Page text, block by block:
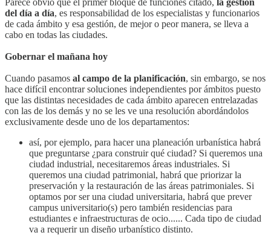
Parece obvio que el primer bloque de funciones citado, la gestión
del día a día, es responsabilidad de los especialistas y funcionarios
de cada ámbito y esa gestión, de mejor o peor manera, se lleva a
cabo en todas las ciudades.
Gobernar el mañana hoy
Cuando pasamos al campo de la planificación, sin embargo, se nos
hace difícil encontrar soluciones independientes por ámbitos puesto
que las distintas necesidades de cada ámbito aparecen entrelazadas
con las de los demás y no se les ve una resolución abordándolos
exclusivamente desde uno de los departamentos:
así, por ejemplo, para hacer una planeación urbanística habrá
que preguntarse ¿para construir qué ciudad? Si queremos una
ciudad industrial, necesitaremos áreas industriales. Si
queremos una ciudad patrimonial, habrá que priorizar la
preservación y la restauración de las áreas patrimoniales. Si
optamos por ser una ciudad universitaria, habrá que prever
campus universitario(s) pero también residencias para
estudiantes e infraestructuras de ocio...... Cada tipo de ciudad
va a requerir un diseño urbanístico distinto.